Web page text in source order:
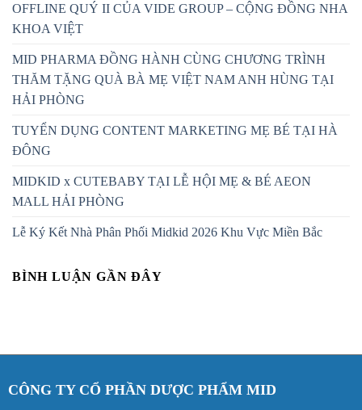
OFFLINE QUÝ II CỦA VIDE GROUP – CỘNG ĐỒNG NHA
KHOA VIỆT
MID PHARMA ĐỒNG HÀNH CÙNG CHƯƠNG TRÌNH
THĂM TẶNG QUÀ BÀ MẸ VIỆT NAM ANH HÙNG TẠI
HẢI PHÒNG
TUYỂN DỤNG CONTENT MARKETING MẸ BÉ TẠI HÀ
ĐÔNG
MIDKID x CUTEBABY TẠI LỄ HỘI MẸ & BÉ AEON
MALL HẢI PHÒNG
Lễ Ký Kết Nhà Phân Phối Midkid 2026 Khu Vực Miền Bắc
BÌNH LUẬN GẦN ĐÂY
CÔNG TY CỔ PHẦN DƯỢC PHẨM MID